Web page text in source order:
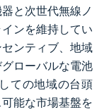
と次世代無線ノ
ンを維持してい
ンティブ、地域
ローバルな電池
ての地域の台頭
能な市場基盤を